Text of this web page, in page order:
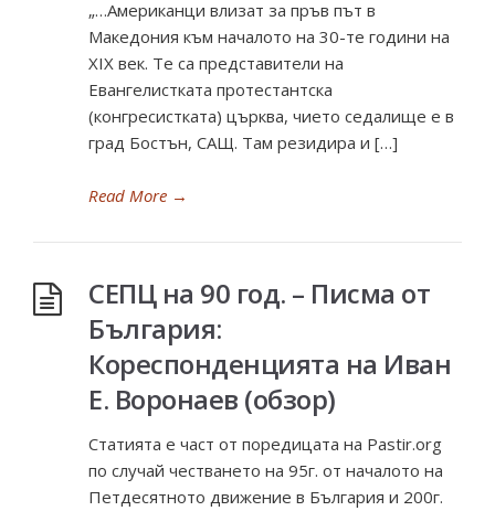
„…Американци влизат за пръв път в
Македония към началото на 30-те години на
XIX век. Те са представители на
Евангелистката протестантска
(конгресистката) църква, чието седалище е в
град Бостън, САЩ. Там резидира и […]
Read More →
СЕПЦ на 90 год. – Писма от
България:
Кореспонденцията на Иван
Е. Воронаев (обзор)
Статията е част от поредицата на Pastir.org
по случай честването на 95г. от началото на
Петдесятното движение в България и 200г.